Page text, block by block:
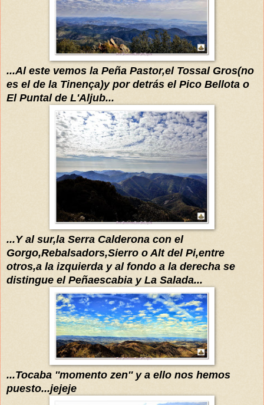
...Al este vemos la Peña Pastor,el Tossal Gros(no
es el de la Tinença)y por detrás el Pico Bellota o
El Puntal de L'Aljub...
...Y al sur,la Serra Calderona con el
Gorgo,Rebalsadors,Sierro o Alt del Pi,entre
otros,a la izquierda y al fondo a la derecha se
distingue el Peñaescabia y La Salada...
...Tocaba ''momento zen'' y a ello nos hemos
puesto...jejeje